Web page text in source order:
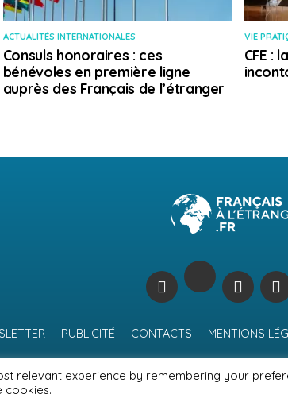
ACTUALITÉS INTERNATIONALES
Consuls honoraires : ces
bénévoles en première ligne
auprès des Français de l’étranger
VIE
CFE :
PUBLICITÉ CONTACTS MENTIONS
relevant experience by remembering your
cookies.